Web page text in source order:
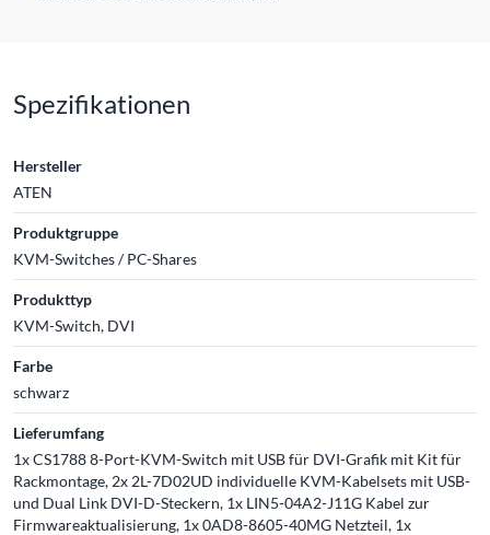
Spezifikationen
Hersteller
ATEN
Produktgruppe
KVM-Switches / PC-Shares
Produkttyp
KVM-Switch, DVI
Farbe
schwarz
Lieferumfang
1x CS1788 8-Port-KVM-Switch mit USB für DVI-Grafik mit Kit für
Rackmontage, 2x 2L-7D02UD individuelle KVM-Kabelsets mit USB-
und Dual Link DVI-D-Steckern, 1x LIN5-04A2-J11G Kabel zur
Firmwareaktualisierung, 1x 0AD8-8605-40MG Netzteil, 1x